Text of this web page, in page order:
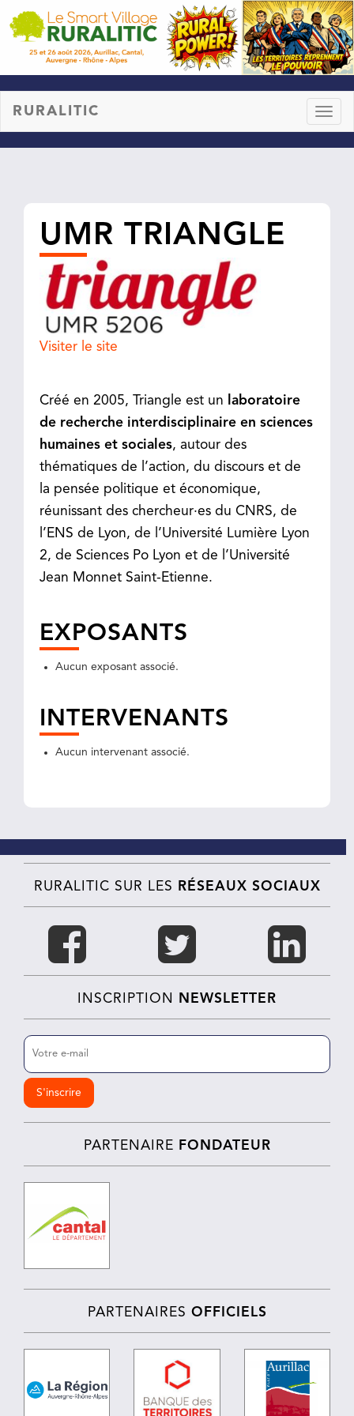
RURALITIC
UMR TRIANGLE
Visiter le site
Créé en 2005, Triangle est un laboratoire
de recherche interdisciplinaire en sciences
humaines et sociales, autour des
thématiques de l’action, du discours et de
la pensée politique et économique,
réunissant des chercheur·es du CNRS, de
l’ENS de Lyon, de l’Université Lumière Lyon
2, de Sciences Po Lyon et de l’Université
Jean Monnet Saint-Etienne.
EXPOSANTS
Aucun exposant associé.
INTERVENANTS
Aucun intervenant associé.
RURALITIC SUR LES RÉSEAUX SOCIAUX
INSCRIPTION NEWSLETTER
E-
mail
(Nécessaire)
PARTENAIRE FONDATEUR
PARTENAIRES OFFICIELS